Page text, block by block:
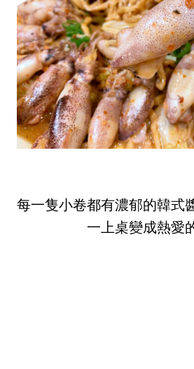
每一隻小卷都有濃郁的韓式
一上桌變成熱愛